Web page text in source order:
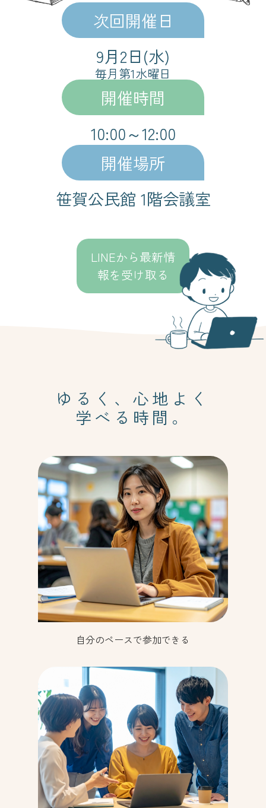
次回開催日
9月2日(水)
毎月第1水曜日
開催時間
10:00～12:00
開催場所
笹賀公民館 1階会議室
LINEから最新情
報を受け取る
ゆるく、心地よく
学べる時間。
自分のペースで参加できる